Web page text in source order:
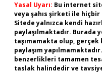
Yasal Uyarı: Bu internet
veya şahıs şirketi ile hiçbir
Sitede yalnızca kendi
paylaşılmaktadır.
taşımamakta olup,
paylaşım
benzerlikleri tamamen
taslak halindedir ve